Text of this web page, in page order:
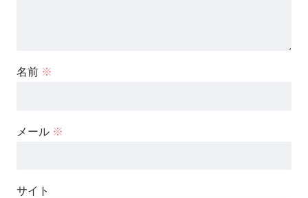
名前 ※
メール ※
サイト